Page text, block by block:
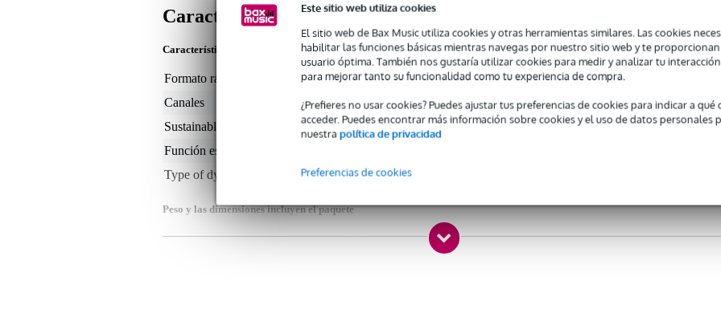
Este sitio web utiliza cookies
El sitio web de Bax Music utiliza cookies y otras herramientas similares. Las cookies
habilitar las funciones básicas mientras navegas por nuestro sitio web y te
usuario óptima. También nos gustaría utilizar cookies para medir y analizar tu
para mejorar tanto su funcionalidad como tu experiencia de compra.
¿Prefieres no usar cookies? Puedes ajustar tus preferencias de cookies para indicar a
acceder. Puedes encontrar más información sobre cookies y el uso de datos personales
nuestra política de privacidad
Preferencias de cookies
Características
Características del producto
Formato rack 19
no
Canales
2
Sustainable product
not specified
Función estéreo
Type of dynamic processor
compressor
Peso y las dimensiones incluyen el paquete
Peso(incluyendo el paquete)
1,8 kg